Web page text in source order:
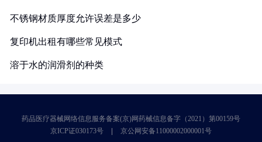
不锈钢材质厚度允许误差是多少
复印机出租有哪些常见模式
溶于水的润滑剂的种类
药品医疗器械网络信息服务备案(京)网药械信息备字（2021）第00159号
京ICP证030173号
京公网安备11000002000001号